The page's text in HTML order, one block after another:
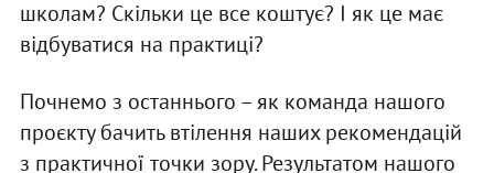
школам? Скільки це все коштує? І як це має
відбуватися на практиці?
Почнемо з останнього – як команда нашого
проєкту бачить втілення наших рекомендацій
з практичної точки зору. Результатом нашого